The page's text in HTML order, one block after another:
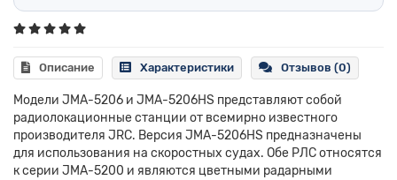
Описание Характеристики Отзывов (0)
Модели JMA-5206 и JMA-5206HS представляют собой
радиолокационные станции от всемирно известного
производителя JRC. Версия JMA-5206HS предназначены
для использования на скоростных судах. Обе РЛС относятся
к серии JMA-5200 и являются цветными радарными